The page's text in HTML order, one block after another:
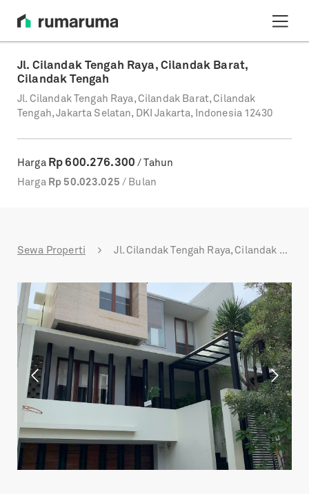
Jl. Cilandak Tengah Raya, Cilandak Barat,
Cilandak Tengah
Jl. Cilandak Tengah Raya, Cilandak Barat, Cilandak
Tengah, Jakarta Selatan, DKI Jakarta, Indonesia 12430
Harga Rp600.276.300 / Tahun
Harga Rp 50.023.025 / Bulan
Sewa Properti Jl. Cilandak Tengah Raya, Cilandak Barat, Cilandak Tengah
Previous Next